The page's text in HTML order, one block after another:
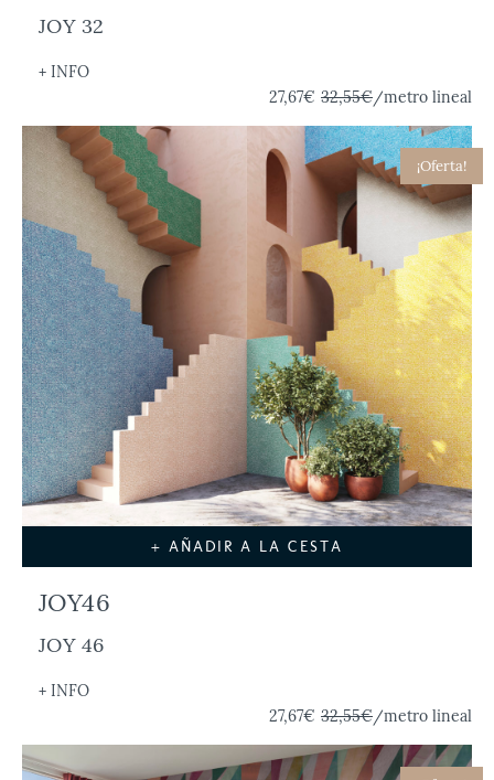
JOY 32
+ INFO
27,67€ 32,55€/metro lineal
¡Oferta!
+ AÑADIR A LA CESTA
JOY46
JOY 46
+ INFO
27,67€ 32,55€/metro lineal